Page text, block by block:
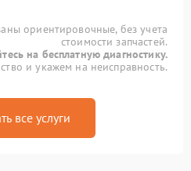
ориентировочные, без учета
стоимости запчастей.
на бесплатную диагностику.
и укажем на неисправность.
все услуги